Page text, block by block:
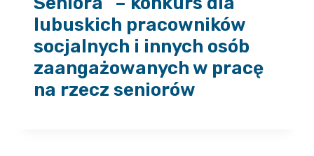
lubuskich pracowników
socjalnych i innych osób
zaangażowanych w pracę
na rzecz seniorów